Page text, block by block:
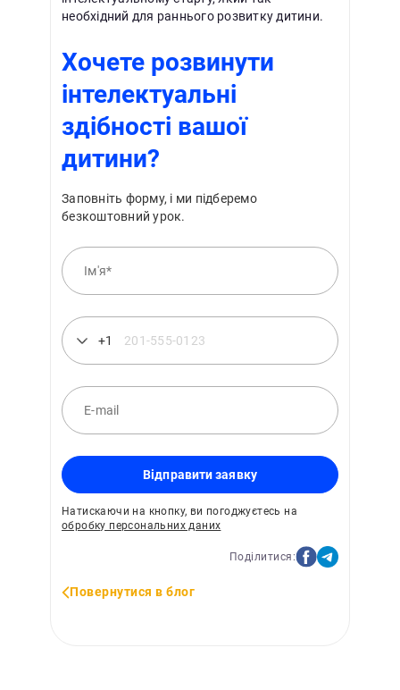
необхідний для раннього розвитку дитини.
Хочете розвинути
інтелектуальні
здібності вашої
дитини?
Заповніть форму, і ми підберемо
безкоштовний урок.
+1
Відправити заявку
Натискаючи на кнопку, ви погоджуєтесь на
обробку персональних даних
Поділитися:
Повернутися в блог